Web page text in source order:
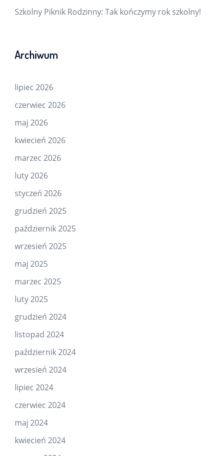
Szkolny Piknik Rodzinny: Tak kończymy rok szkolny!
Archiwum
lipiec 2026
czerwiec 2026
maj 2026
kwiecień 2026
marzec 2026
luty 2026
styczeń 2026
grudzień 2025
październik 2025
wrzesień 2025
maj 2025
marzec 2025
luty 2025
grudzień 2024
listopad 2024
październik 2024
wrzesień 2024
lipiec 2024
czerwiec 2024
maj 2024
kwiecień 2024